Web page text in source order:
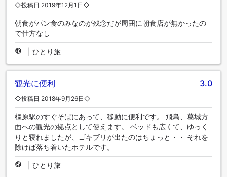
◇投稿日 2019年12月1日◇
朝食がパン食のみなのが残念だが周囲に朝食店が無かったの
で仕方なし
ひとり旅
観光に便利 3.0
◇投稿日 2018年9月26日◇
橿原駅のすぐそばにあって、移動に便利です。 飛鳥、葛城方
面への観光の拠点として使えます。 ベッドも広くて、ゆっく
りと寝れましたが、ゴキブリが出たのはちょっと・・ それを
除けば落ち着いたホテルです。
ひとり旅